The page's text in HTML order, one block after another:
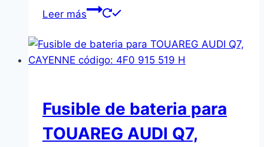
Leer más
Fusible de bateria para
TOUAREG AUDI Q7,